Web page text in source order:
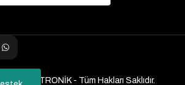
ELEKTRONİK - Tüm Hakları Saklıdır.